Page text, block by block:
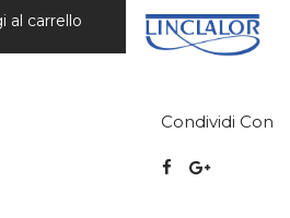
al carrello
Condividi Con